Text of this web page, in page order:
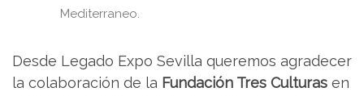
Mediterraneo.
Desde Legado Expo Sevilla queremos agradecer
la colaboración de la Fundación Tres Culturas en